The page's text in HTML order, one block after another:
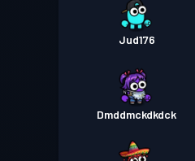
Jud176
Dmddmckdkdck